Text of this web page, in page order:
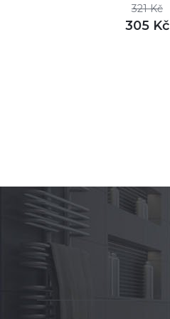
321 Kč
305 Kč